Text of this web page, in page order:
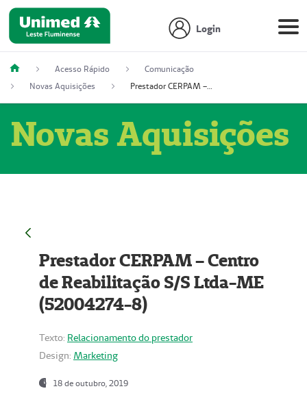
Login
Acesso Rápido
Comunicação
Novas Aquisições
Prestador CERPAM – Centro de Reabilitação S/S Ltda-ME (52004274-8)
Novas Aquisições
Prestador CERPAM – Centro
de Reabilitação S/S Ltda-ME
(52004274-8)
Texto: Relacionamento do prestador
Design: Marketing
18 de outubro, 2019